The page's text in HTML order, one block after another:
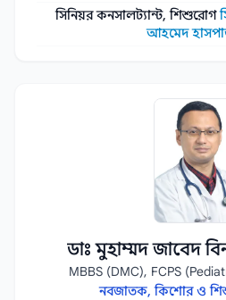
সিনিয়র কনসালট্যান্ট, শিশুরোগ
আহমেদ
ডাঃ মুহাম্মদ জাবেদ
MBBS (DMC), FCPS
নবজাতক, কিশোর ও